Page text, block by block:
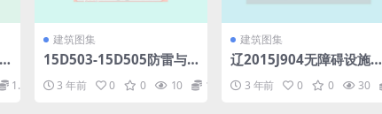
1.98
建筑图集
15D503-15D505防雷与
3 年前 0 0 10 1.98
建筑图集
辽2015J904无障碍设施(8
d84b.pdf
3 年前 0 0 30